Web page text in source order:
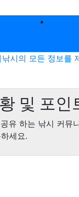
낚시의 모든 정보를
및 포인
유 하는 낚시 커뮤
세요.